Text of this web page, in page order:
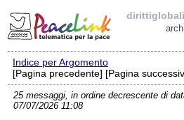
Elenco delle liste
dirittiglobali@liste.peacelink.it
Indice per Argomento
[Pagina precedente] [Pagina
25 messaggi, in ordine decrescente di
07/07/2026 11:08